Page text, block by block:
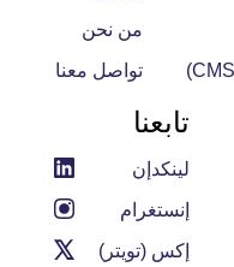
من نحن
تواصل معنا
تابعنا
لينكدإن
إنستغرام
إكس (تويتر)